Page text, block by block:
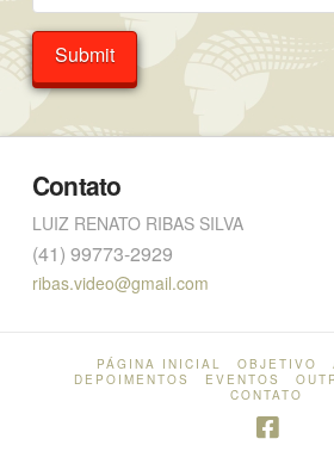
Contato
LUIZ RENATO RIBAS SILVA
(41) 99773-2929
ribas.video@gmail.com
PÁGINA INICIAL OBJETIVO
DEPOIMENTOS
EVENTOS
CONTATO